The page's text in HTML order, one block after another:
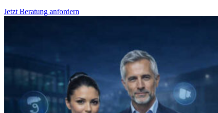
Jetzt Beratung anfordern